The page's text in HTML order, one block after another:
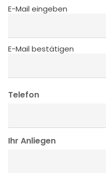
E-Mail eingeben
E-Mail bestätigen
Telefon
Ihr Anliegen